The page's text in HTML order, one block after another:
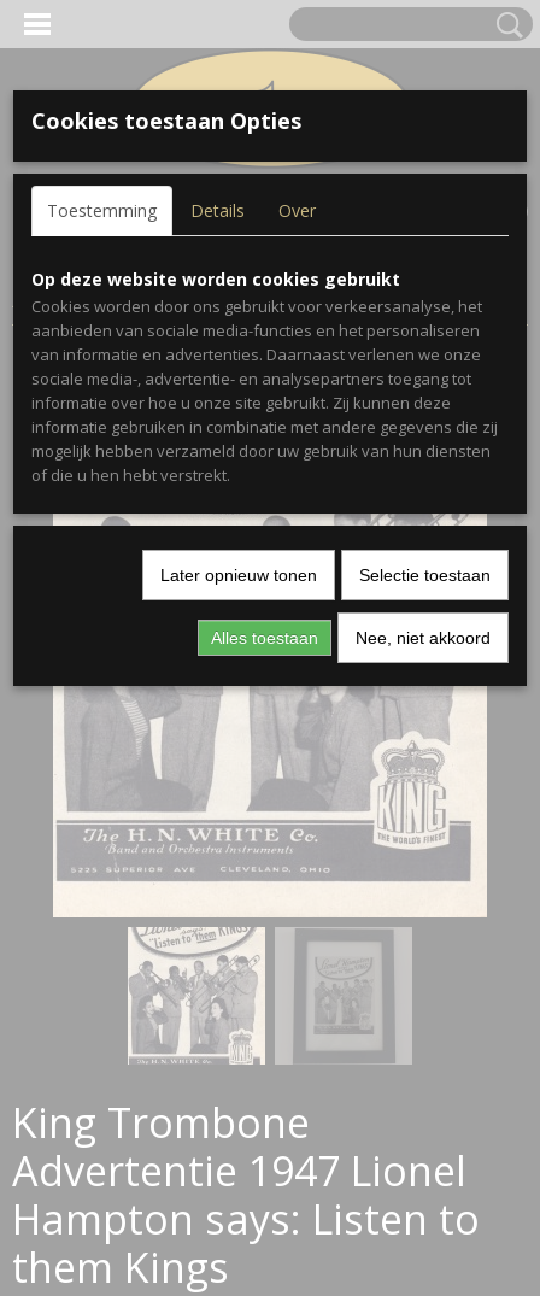
Inloggen Registreren
(0)
Home >Geschenken >Wanddecoratie >King Trombone
Advertentie 1947 Lionel Hampton says: Listen to them Kings
King Trombone
Advertentie 1947 Lionel
Hampton says: Listen to
them Kings
Cookies toestaan Opties
Toestemming Details Over
Op deze website worden cookies gebruikt
Cookies worden door ons gebruikt voor verkeersanalyse, het
aanbieden van sociale media-functies en het personaliseren
van informatie en advertenties. Daarnaast verlenen we onze
sociale media-, advertentie- en analysepartners toegang tot
informatie over hoe u onze site gebruikt. Zij kunnen deze
informatie gebruiken in combinatie met andere gegevens die zij
mogelijk hebben verzameld door uw gebruik van hun diensten
of die u hen hebt verstrekt.
Later opnieuw tonen Selectie toestaan
Alles toestaan Nee, niet akkoord